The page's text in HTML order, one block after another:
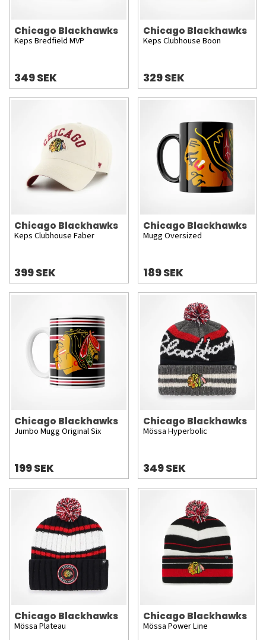
Chicago Blackhawks
Keps Bredfield MVP
349 SEK
Chicago Blackhawks
Keps Clubhouse Boon
329 SEK
Chicago Blackhawks
Keps Clubhouse Faber
399 SEK
Chicago Blackhawks
Mugg Oversized
189 SEK
Chicago Blackhawks
Jumbo Mugg Original Six
199 SEK
Chicago Blackhawks
Mössa Hyperbolic
349 SEK
Chicago Blackhawks
Mössa Plateau
Chicago Blackhawks
Mössa Power Line